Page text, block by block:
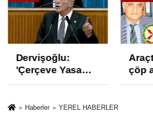
Dervişoğlu:
'Çerçeve Yasa
Çözüm Değil,
ve İhanet
çöp
Haberler YEREL HABERLER